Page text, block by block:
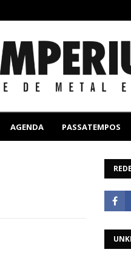
AGENDA PASSATEMPOS